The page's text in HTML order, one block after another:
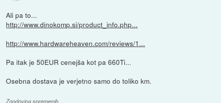
Ali pa to...
http://www.dinokomp.si/product_info.php...
http://www.hardwareheaven.com/reviews/1...
Pa itak je 50EUR cenejša kot pa 660Ti...
Osebna dostava je verjetno samo do toliko km.
Zgodovina sprememb…